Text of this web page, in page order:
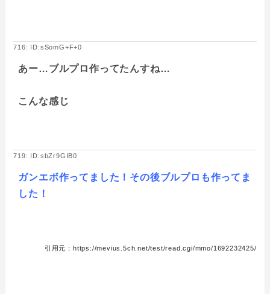
716: ID:sSomG+F+0
あー…ブルプロ作ってたんすね…
こんな感じ
719: ID:sbZr9GIB0
ガンエボ作ってました！その後ブルプロも作ってま
した！
引用元：https://mevius.5ch.net/test/read.cgi/mmo/1692232425/